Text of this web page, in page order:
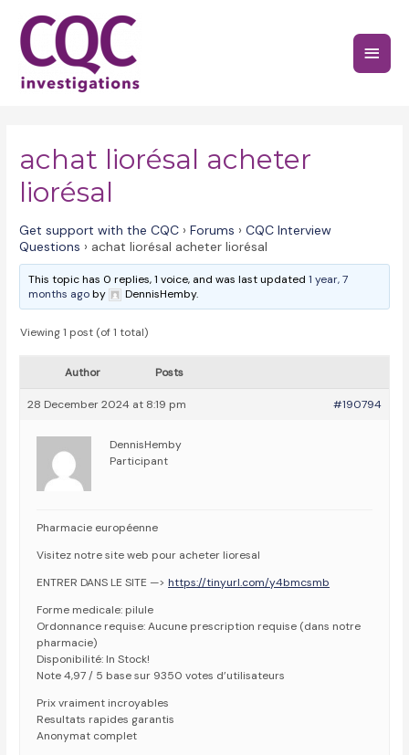
content
Main
achat liorésal acheter
liorésal
Get support with the CQC › Forums › CQC Interview
Questions › achat liorésal acheter liorésal
This topic has 0 replies, 1 voice, and was last updated1 year, 7
months agoby DennisHemby.
Viewing 1 post (of 1 total)
Author Posts
28 December 2024 at 8:19 pm #190794
DennisHemby
Participant
Pharmacie européenne
Visitez notre site web pour acheter lioresal
ENTRER DANS LE SITE —>https://tinyurl.com/y4bmcsmb
Forme medicale: pilule
Ordonnance requise: Aucune prescription requise (dans notre
pharmacie)
Disponibilité: In Stock!
Note 4,97 / 5 base sur 9350 votes d’utilisateurs
Prix vraiment incroyables
Resultats rapides garantis
Anonymat complet